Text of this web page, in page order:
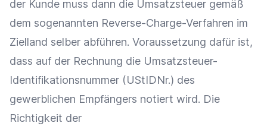
der Kunde muss dann die Umsatzsteuer gemäß
dem sogenannten Reverse-Charge-Verfahren im
Zielland selber abführen. Voraussetzung dafür ist,
dass auf der Rechnung die Umsatzsteuer-
Identifikationsnummer (UStIDNr.) des
gewerblichen Empfängers notiert wird. Die
Richtigkeit der